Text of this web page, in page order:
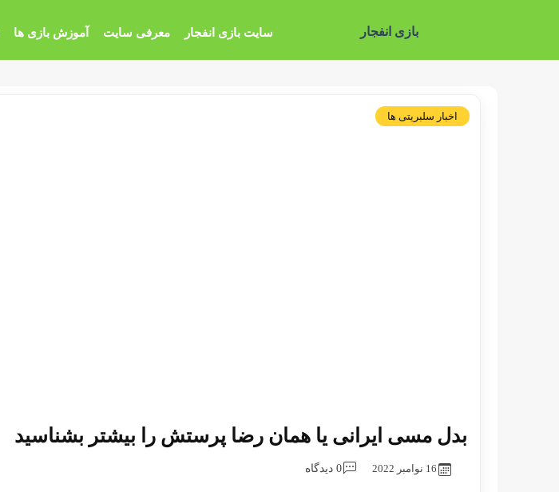
بازی انفجار سایت بازی انفجار معرفی سایت آموزش بازی ها
اخبار سلبریتی ها
بدل مسی ایرانی یا همان رضا پرستش را بیشتر بشناسید
16 نوامبر 2022 0 دیدگاه